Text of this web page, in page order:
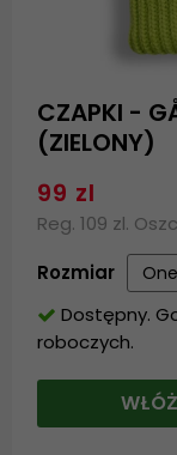
CZAPKI -
(ZIELONY)
99 zl
Reg. 109 zl.
Rozmiar
Dostępny.
roboczych.